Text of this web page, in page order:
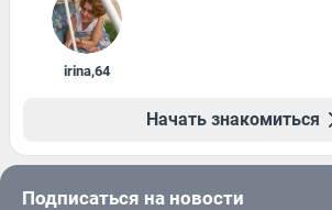
irina,64
Начать знакомиться
Подписаться на новости